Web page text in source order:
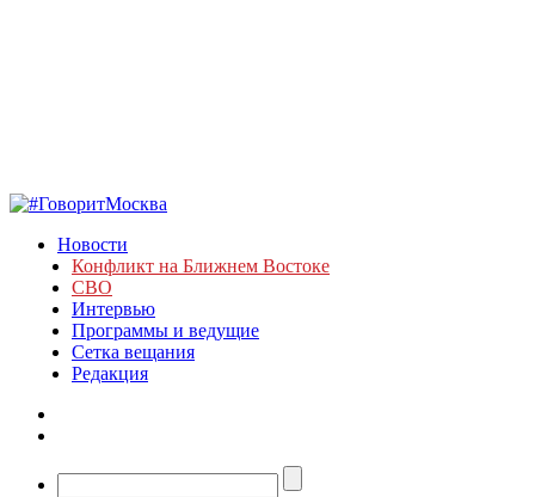
Новости
Конфликт на Ближнем Востоке
СВО
Интервью
Программы и ведущие
Сетка вещания
Редакция